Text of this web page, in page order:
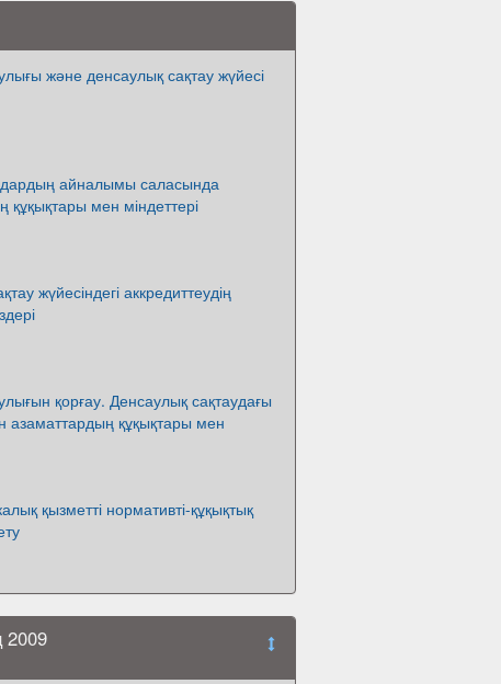
және денсаулық сақтау жүйесі
айналымы саласында
құқықтары мен міндеттері
жүйесіндегі аккредиттеудің
қорғау. Денсаулық сақтаудағы
азаматтардың құқықтары мен
қызметті нормативті-құқықтық
2009